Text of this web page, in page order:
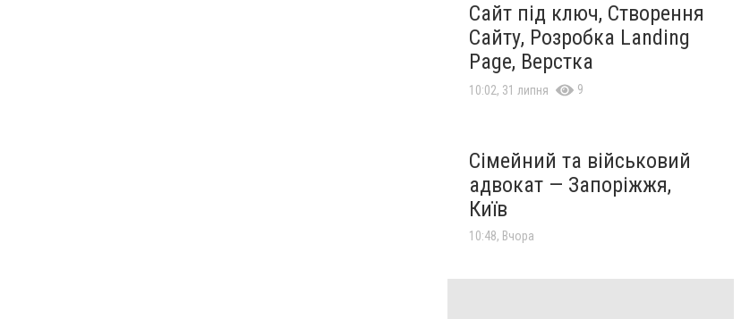
Сайт під ключ, Створення
Сайту, Розробка Landing
Page, Верстка
10:02, 31 липня 9
Сімейний та військовий
адвокат — Запоріжжя,
Київ
10:48, Вчора